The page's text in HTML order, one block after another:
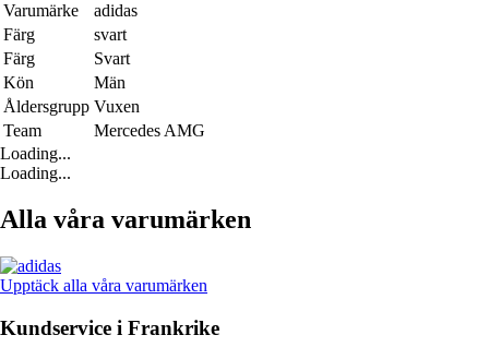
Varumärke
adidas
Färg
svart
Färg
Svart
Kön
Män
Åldersgrupp Vuxen
Team
Mercedes AMG
Loading...
Loading...
Alla våra varumärken
Upptäck alla våra varumärken
Kundservice i Frankrike